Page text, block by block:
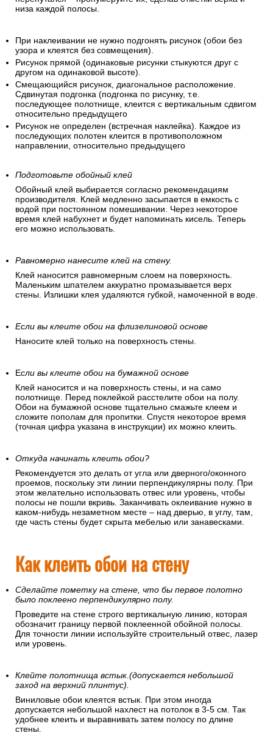
низа каждой полосы.
При наклеивании не нужно подгонять рисунок (обои без
узора и клеятся без совмещения).
Рисунок прямой (одинаковые рисунки стыкуются друг с
другом на одинаковой высоте).
Смещающийся рисунок, диагональное расположение.
Сдвинутая подгонка (подгонка по рисунку, т.е.
последующее полотнище, клеится с вертикальным сдвигом
относительно предыдущего
Рисунок не определен (встречная наклейка). Каждое из
последующих полотен клеится в противоположном
направлении, относительно предыдущего
Подготовьте обойный клей
Обойный клей выбирается согласно рекомендациям
производителя. Клей медленно засыпается в емкость с
водой при постоянном помешивании. Через некоторое
время клей набухнет и будет напоминать кисель. Теперь
его можно использовать.
Равномерно нанесите клей на стену.
Клей наносится равномерным слоем на поверхность.
Маленьким шпателем аккуратно промазывается верх
стены. Излишки клея удаляются губкой, намоченной в воде.
Если вы клеите обои на флизелиновой основе
Наносите клей только на поверхность стены.
Если вы клеите обои на бумажной основе
Клей наносится и на поверхность стены, и на само
полотнище. Перед поклейкой расстелите обои на полу.
Обои на бумажной основе тщательно смажьте клеем и
сложите пополам для пропитки. Спустя некоторое время
(точная цифра указана в инструкции) их можно клеить.
Откуда начинать клеить обои?
Рекомендуется это делать от угла или дверного/оконного
проемов, поскольку эти линии перпендикулярны полу. При
этом желательно использовать отвес или уровень, чтобы
полосы не пошли вкривь. Заканчивать оклеивание нужно в
каком-нибудь незаметном месте – над дверью, в углу, там,
где часть стены будет скрыта мебелью или занавесками.
Как клеить обои на стену
Сделайте пометку на стене, что бы первое полотно
было поклеено перпендикулярно полу.
Проведите на стене строго вертикальную линию, которая
обозначит границу первой поклеенной обойной полосы.
Для точности линии используйте строительный отвес, лазер
или уровень.
Клейте полотнища встык.(допускается небольшой
заход на верхний плинтус).
Виниловые обои клеятся встык. При этом иногда
допускается небольшой нахлест на потолок в 3-5 см. Так
удобнее клеить и выравнивать затем полосу по длине
стены.